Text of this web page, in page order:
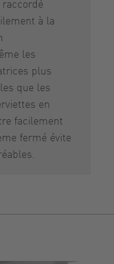
à la
les
plus
que les
en
facilement
fermé évite